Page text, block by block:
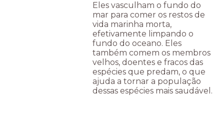
Eles vasculham o fundo do
mar para comer os restos de
vida marinha morta,
efetivamente limpando o
fundo do oceano. Eles
também comem os membros
velhos, doentes e fracos das
espécies que predam, o que
ajuda a tornar a população
dessas espécies mais saudável.